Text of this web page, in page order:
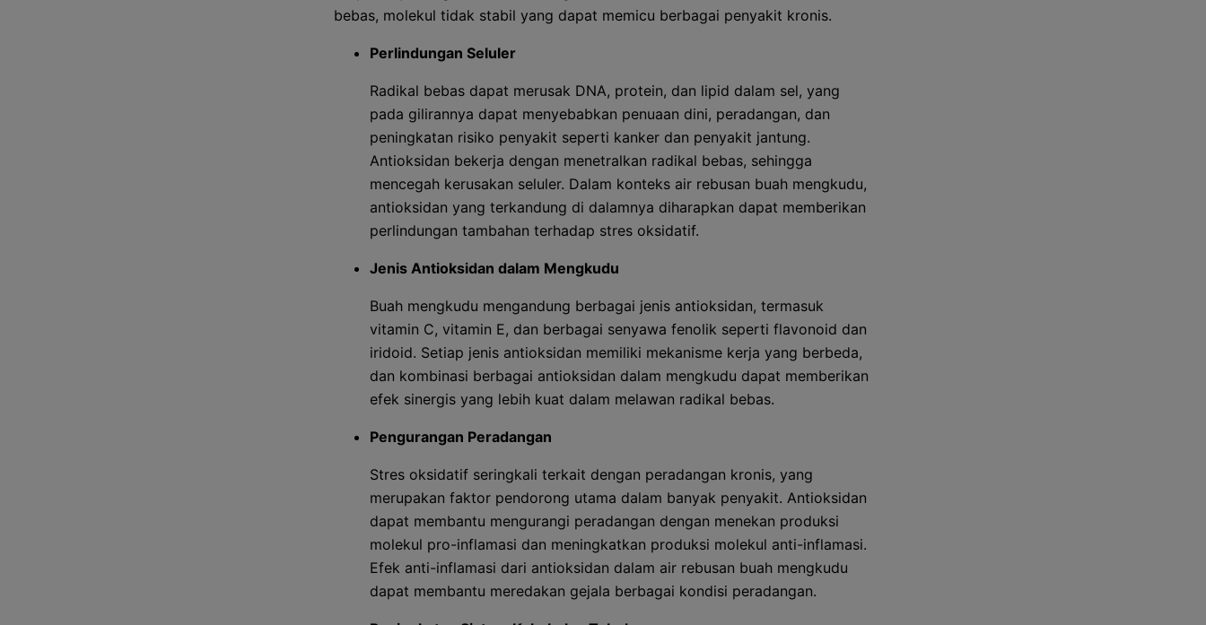
bebas, molekul tidak stabil yang dapat memicu berbagai penyakit kronis.
Perlindungan Seluler
Radikal bebas dapat merusak DNA, protein, dan lipid dalam sel, yang
pada gilirannya dapat menyebabkan penuaan dini, peradangan, dan
peningkatan risiko penyakit seperti kanker dan penyakit jantung.
Antioksidan bekerja dengan menetralkan radikal bebas, sehingga
mencegah kerusakan seluler. Dalam konteks air rebusan buah mengkudu,
antioksidan yang terkandung di dalamnya diharapkan dapat memberikan
perlindungan tambahan terhadap stres oksidatif.
Jenis Antioksidan dalam Mengkudu
Buah mengkudu mengandung berbagai jenis antioksidan, termasuk
vitamin C, vitamin E, dan berbagai senyawa fenolik seperti flavonoid dan
iridoid. Setiap jenis antioksidan memiliki mekanisme kerja yang berbeda,
dan kombinasi berbagai antioksidan dalam mengkudu dapat memberikan
efek sinergis yang lebih kuat dalam melawan radikal bebas.
Pengurangan Peradangan
Stres oksidatif seringkali terkait dengan peradangan kronis, yang
merupakan faktor pendorong utama dalam banyak penyakit. Antioksidan
dapat membantu mengurangi peradangan dengan menekan produksi
molekul pro-inflamasi dan meningkatkan produksi molekul anti-inflamasi.
Efek anti-inflamasi dari antioksidan dalam air rebusan buah mengkudu
dapat membantu meredakan gejala berbagai kondisi peradangan.